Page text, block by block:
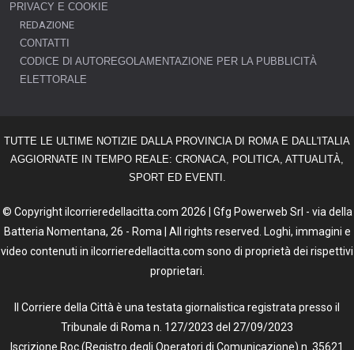
PRIVACY E COOKIE
REDAZIONE
CONTATTI
CODICE DI AUTOREGOLAMENTAZIONE PER LA PUBBLICITÀ
ELETTORALE
TUTTE LE ULTIME NOTIZIE DALLA PROVINCIA DI ROMA E DALL'ITALIA
AGGIORNATE IN TEMPO REALE: CRONACA, POLITICA, ATTUALITÀ,
SPORT ED EVENTI.
© Copyright ilcorrieredellacitta.com 2026 | Gfg Powerweb Srl - via della
Batteria Nomentana, 26 - Roma | All rights reserved. Loghi, immagini e
video contenuti in ilcorrieredellacitta.com sono di proprietà dei rispettivi
proprietari.
Il Corriere della Città è una testata giornalistica registrata presso il
Tribunale di Roma n. 127/2023 del 27/09/2023
Iscrizione Roc (Registro degli Operatori di Comunicazione) n. 35621